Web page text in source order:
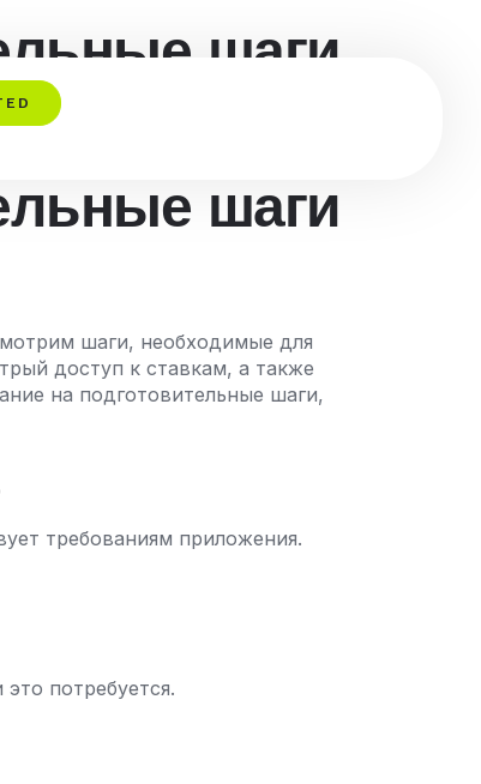
шаги
шаги
шаги, необходимые для
доступ к ставкам, а также
на подготовительные шаги,
требованиям приложения.
потребуется.